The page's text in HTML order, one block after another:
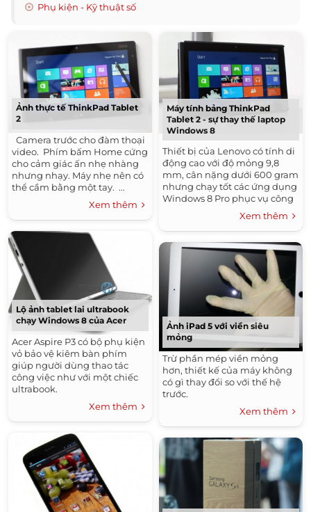
Phụ kiện - Kỹ thuật số
Ảnh thực tế ThinkPad Tablet
2
Camera trước cho đàm thoại
video. Phím bấm Home cứng
cho cảm giác ấn nhẹ nhàng
nhưng nhạy. Máy nhẹ nên có
thể cầm bằng một tay. ...
Xem thêm
Lộ ảnh tablet lai ultrabook
chạy Windows 8 của Acer
Acer Aspire P3 có bộ phụ kiện
vỏ bảo vệ kiêm bàn phím
giúp người dùng thao tác
công việc như với một chiếc
ultrabook.
Xem thêm
Máy tính bảng ThinkPad
Tablet 2 - sự thay thế laptop
Windows 8
Thiết bị của Lenovo có tính di
động cao với độ mỏng 9,8
mm, cân nặng dưới 600 gram
nhưng chạy tốt các ứng dụng
Windows 8 Pro phục vụ công
việc như máy tính truyền
Xem thêm
Ảnh iPad 5 với viền siêu
mỏng
Trừ phần mép viền mỏng
hơn, thiết kế của máy không
có gì thay đổi so với thế hệ
trước.
Xem thêm